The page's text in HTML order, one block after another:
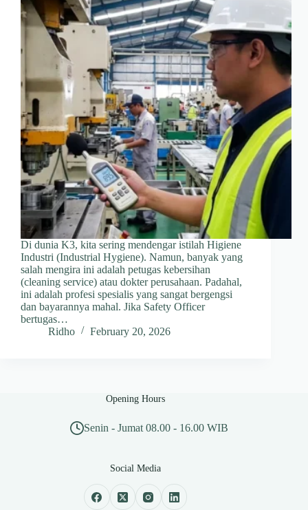
Di dunia K3, kita sering mendengar istilah Higiene
Industri (Industrial Hygiene). Namun, banyak yang
salah mengira ini adalah petugas kebersihan
(cleaning service) atau dokter perusahaan. Padahal,
ini adalah profesi spesialis yang sangat bergengsi
dan bayarannya mahal. Jika Safety Officer
bertugas…
Ridho
February 20, 2026
Opening Hours
Senin - Jumat 08.00 - 16.00 WIB
Social Media